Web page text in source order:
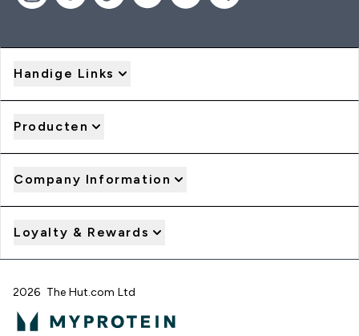
Handige Links
Producten
Company Information
Loyalty & Rewards
2026 The Hut.com Ltd